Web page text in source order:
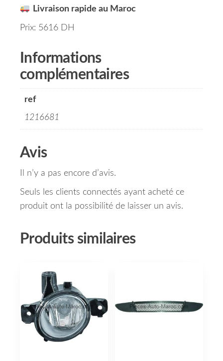
Livraison rapide au Maroc
Prix: 5616 DH
Informations
complémentaires
ref
1216681
Avis
Il n’y a pas encore d’avis.
Seuls les clients connectés ayant acheté ce
produit ont la possibilité de laisser un avis.
Produits similaires